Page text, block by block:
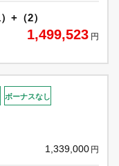
+（2）
1,499,523 円
ボーナスなし
1,339,000 円